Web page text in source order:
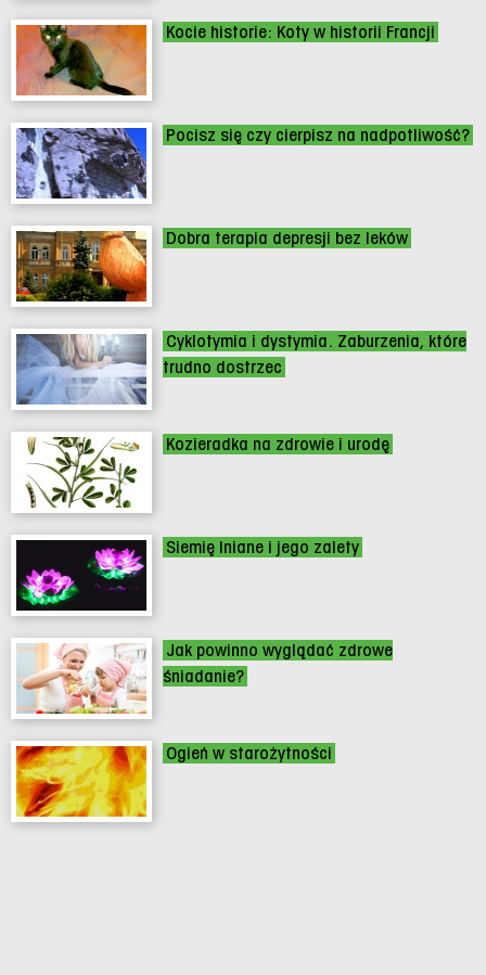
Kocie historie: Koty w historii Francji
Pocisz się czy cierpisz na nadpotliwość?
Dobra terapia depresji bez leków
Cyklotymia i dystymia. Zaburzenia, które
trudno dostrzec
Kozieradka na zdrowie i urodę
Siemię lniane i jego zalety
Jak powinno wyglądać zdrowe
śniadanie?
Ogień w starożytności